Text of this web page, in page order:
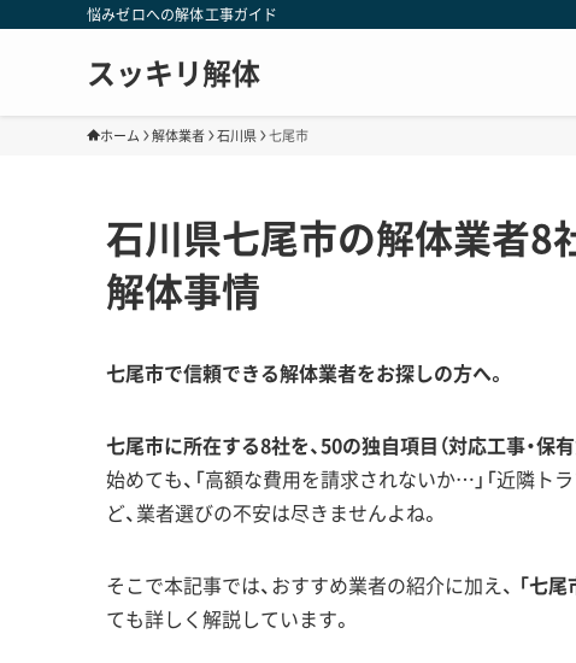
悩みゼロへの解体工事ガイド
スッキリ解体
ホーム 解体業者 石川県 七尾市
石川県七尾市の解体業者8
解体事情
七尾市で信頼できる解体業者をお探しの方へ。
七尾市に所在する8社を、50の独自項目（対応工事・保
始めても、「高額な費用を請求されないか…」「近隣ト
ど、業者選びの不安は尽きませんよね。
そこで本記事では、おすすめ業者の紹介に加え、 「七
ても詳しく解説しています。